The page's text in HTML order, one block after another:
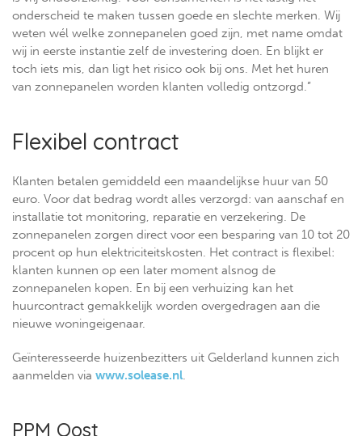
onderscheid te maken tussen goede en slechte merken. Wij
weten wél welke zonnepanelen goed zijn, met name omdat
wij in eerste instantie zelf de investering doen. En blijkt er
toch iets mis, dan ligt het risico ook bij ons. Met het huren
van zonnepanelen worden klanten volledig ontzorgd.”
Flexibel contract
Klanten betalen gemiddeld een maandelijkse huur van 50
euro. Voor dat bedrag wordt alles verzorgd: van aanschaf en
installatie tot monitoring, reparatie en verzekering. De
zonnepanelen zorgen direct voor een besparing van 10 tot 20
procent op hun elektriciteitskosten. Het contract is flexibel:
klanten kunnen op een later moment alsnog de
zonnepanelen kopen. En bij een verhuizing kan het
huurcontract gemakkelijk worden overgedragen aan die
nieuwe woningeigenaar.
Geïnteresseerde huizenbezitters uit Gelderland kunnen zich
aanmelden via www.solease.nl.
PPM Oost